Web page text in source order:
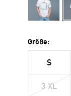
Größe:
S
3 XL